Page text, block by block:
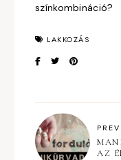
színkombináció?
LAKKOZÁS
AZ